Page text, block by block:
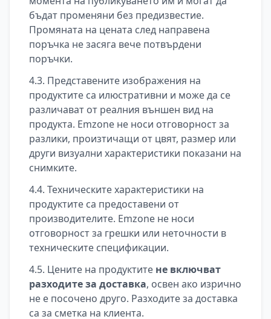
бъдат променяни без предизвестие.
Промяната на цената след направена
поръчка не засяга вече потвърдени
поръчки.
4.3. Представените изображения на
продуктите са илюстративни и може да се
различават от реалния външен вид на
продукта. Emzone не носи отговорност за
разлики, произтичащи от цвят, размер или
други визуални характеристики показани на
снимките.
4.4. Техническите характеристики на
продуктите са предоставени от
производителите. Emzone не носи
отговорност за грешки или неточности в
техническите спецификации.
4.5. Цените на продуктите не включват
разходите за доставка, освен ако изрично
не е посочено друго. Разходите за доставка
са за сметка на клиента.